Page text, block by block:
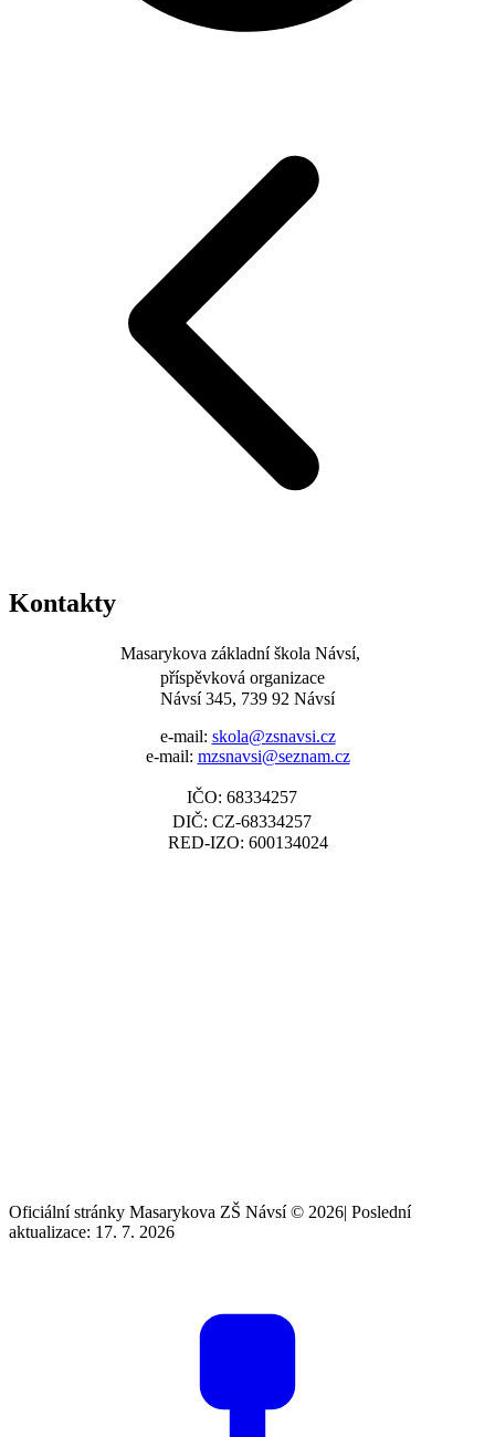
Kontakty
Masarykova základní škola Návsí,
příspěvková organizace
Návsí 345, 739 92 Návsí
e-mail: skola@zsnavsi.cz
e-mail: mzsnavsi@seznam.cz
IČO: 68334257
DIČ: CZ-68334257
RED-IZO: 600134024
Oficiální stránky Masarykova ZŠ Návsí © 2026| Poslední
aktualizace: 17. 7. 2026